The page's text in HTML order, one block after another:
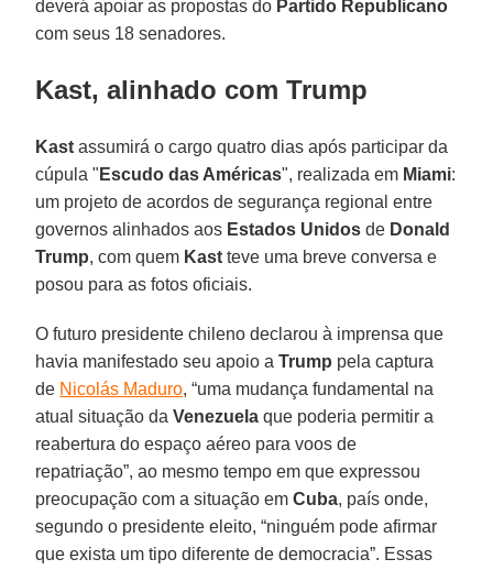
deverá apoiar as propostas do Partido Republicano
com seus 18 senadores.
Kast, alinhado com Trump
Kast assumirá o cargo quatro dias após participar da
cúpula " Escudo das Américas", realizada em Miami:
um projeto de acordos de segurança regional entre
governos alinhados aos Estados Unidos de Donald
Trump, com quem Kast teve uma breve conversa e
posou para as fotos oficiais.
O futuro presidente chileno declarou à imprensa que
havia manifestado seu apoio aTrump pela captura
de Nicolás Maduro, “uma mudança fundamental na
atual situação daVenezuela que poderia permitir a
reabertura do espaço aéreo para voos de
repatriação”, ao mesmo tempo em que expressou
preocupação com a situação emCuba, país onde,
segundo o presidente eleito, “ninguém pode afirmar
que exista um tipo diferente de democracia”. Essas